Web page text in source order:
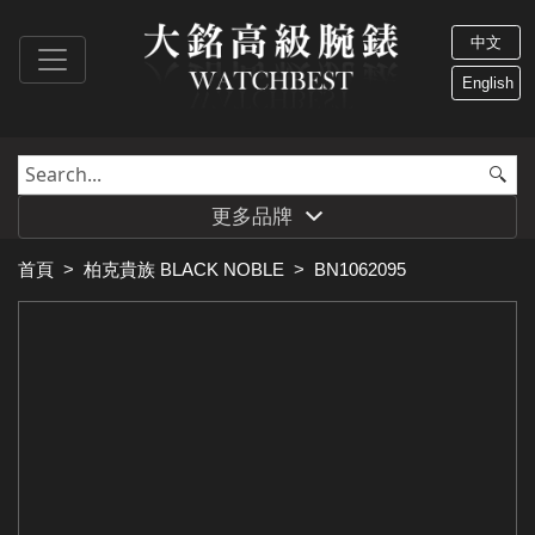
中文
English
更多品牌
首頁 > 柏克貴族 BLACK NOBLE > BN1062095